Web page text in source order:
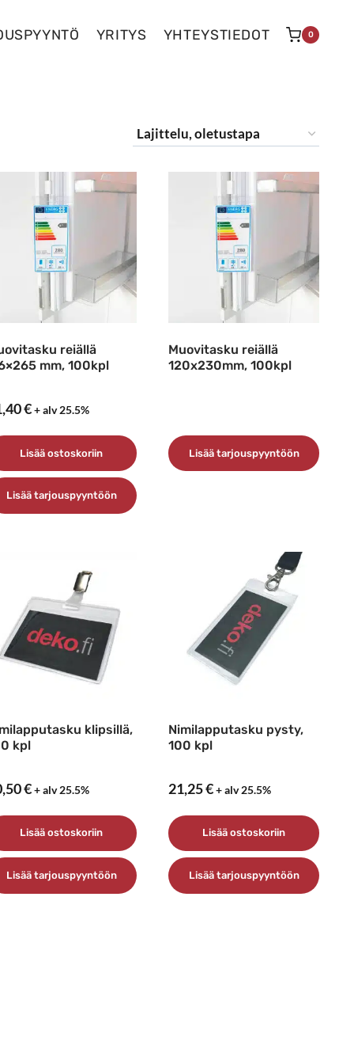
YRITYS YHTEYSTIEDOT 0
reiällä
mm, 100kpl
€ + alv 25.5%
Lisää ostoskoriin
Lisää tarjouspyyntöön
Muovitasku reiällä
120x230mm, 100kpl
Lisää tarjouspyyntöön
klipsillä,
kpl
€ + alv 25.5%
Lisää ostoskoriin
Lisää tarjouspyyntöön
Nimilapputasku pysty,
100 kpl
21,25€+ alv 25.5%
Lisää ostoskoriin
Lisää tarjouspyyntöön